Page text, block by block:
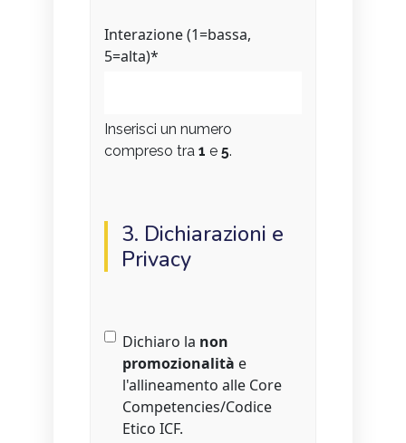
Interazione (1=bassa,
5=alta)*
Inserisci un numero
compreso tra 1 e 5.
3. Dichiarazioni e
Privacy
Non
promozionalità
Dichiaro la non
promozionalità e
l'allineamento alle Core
Competencies/Codice
Etico ICF.